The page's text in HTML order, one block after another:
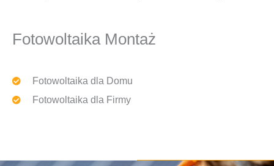
Fotowoltaika Montaż
Fotowoltaika dla Domu
Fotowoltaika dla Firmy